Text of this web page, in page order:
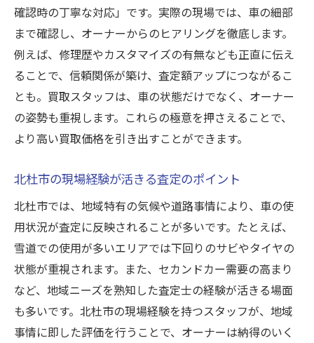
確認時の丁寧な対応」です。実際の現場では、車の細部
まで確認し、オーナーからのヒアリングを徹底します。
例えば、修理歴やカスタマイズの有無なども正直に伝え
ることで、信頼関係が築け、査定額アップにつながるこ
とも。買取スタッフは、車の状態だけでなく、オーナー
の姿勢も重視します。これらの極意を押さえることで、
より高い買取価格を引き出すことができます。
北杜市の現場経験が活きる査定のポイント
北杜市では、地域特有の気候や道路事情により、車の使
用状況が査定に反映されることが多いです。たとえば、
雪道での使用が多いエリアでは下回りのサビやタイヤの
状態が重視されます。また、セカンドカー需要の高まり
など、地域ニーズを熟知した査定士の経験が活きる場面
も多いです。北杜市の現場経験を持つスタッフが、地域
事情に即した評価を行うことで、オーナーは納得のいく